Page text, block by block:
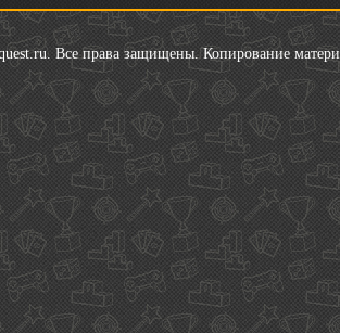
Все права защищены. Копирование